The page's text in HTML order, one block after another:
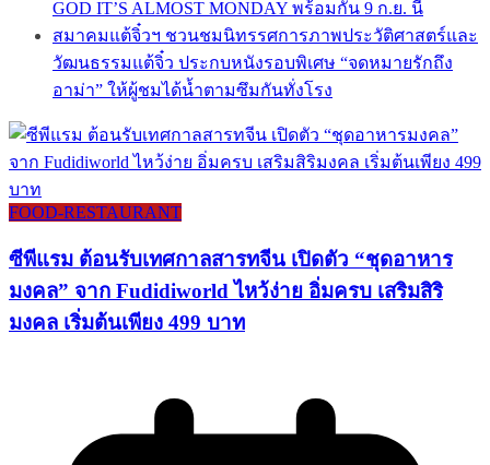
GOD IT’S ALMOST MONDAY พร้อมกัน 9 ก.ย. นี้
สมาคมแต้จิ๋วฯ ชวนชมนิทรรศการภาพประวัติศาสตร์และ
วัฒนธรรมแต้จิ๋ว ประกบหนังรอบพิเศษ “จดหมายรักถึง
อาม่า” ให้ผู้ชมได้น้ำตามซึมกันทั่งโรง
FOOD-RESTAURANT
ซีพีแรม ต้อนรับเทศกาลสารทจีน เปิดตัว “ชุดอาหาร
มงคล” จาก Fudidiworld ไหว้ง่าย อิ่มครบ เสริมสิริ
มงคล เริ่มต้นเพียง 499 บาท